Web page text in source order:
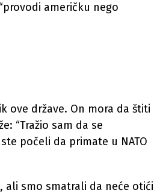
američku nego
ove države. On mora da štiti
“Tražio sam da se
počeli da primate u NATO
ali smo smatrali da neće otići